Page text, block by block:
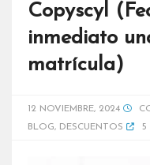
Copyscyl
inmediato
matrícula)
12 NOVIEMBRE, 2024
BLOG, DESCUENTOS 5